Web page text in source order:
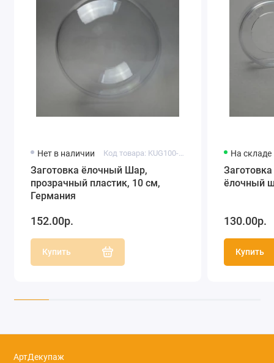
Нет в наличии
Заготовка ёлочный Шар,
прозрачный пластик, 10 см,
Германия
152.00р.
Купить
На складе
ёлочный
130.00р.
Купить
АртДекупаж